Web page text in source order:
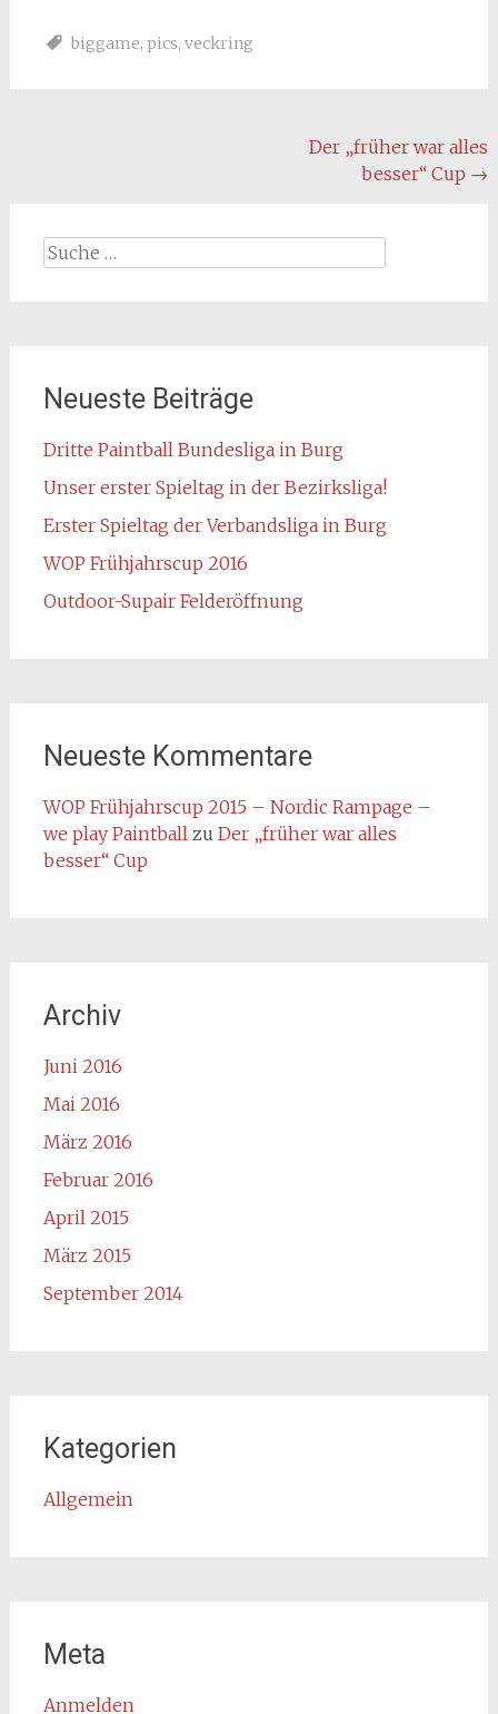
biggame, pics, veckring
Der „früher war alles
besser“ Cup →
Suche
nach:
Neueste Beiträge
Dritte Paintball Bundesliga in Burg
Unser erster Spieltag in der Bezirksliga!
Erster Spieltag der Verbandsliga in Burg
WOP Frühjahrscup 2016
Outdoor-Supair Felderöffnung
Neueste Kommentare
WOP Frühjahrscup 2015 – Nordic Rampage –
we play Paintball zu Der „früher war alles
besser“ Cup
Archiv
Juni 2016
Mai 2016
März 2016
Februar 2016
April 2015
März 2015
September 2014
Kategorien
Allgemein
Meta
Anmelden